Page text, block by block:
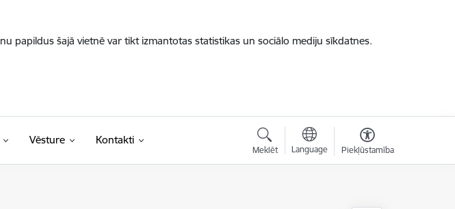
papildus šajā vietnē var tikt izmantotas statistikas un sociālo mediju sīkdatnes.
Vēsture Kontakti
Meklēt Language Piekļūstamība